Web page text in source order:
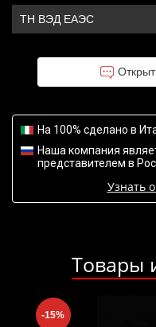
ТН ВЭД ЕАЭС
На 100% сделано в
Наша компания
представителем в
Узнать
Товары
-15%